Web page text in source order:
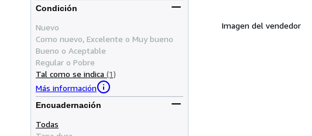
Condición
Nuevo
Como nuevo, Excelente o Muy bueno
Bueno o Aceptable
Regular o Pobre
Tal como se indica (1)
Más información
Encuadernación
Todas
Imagen del vendedor